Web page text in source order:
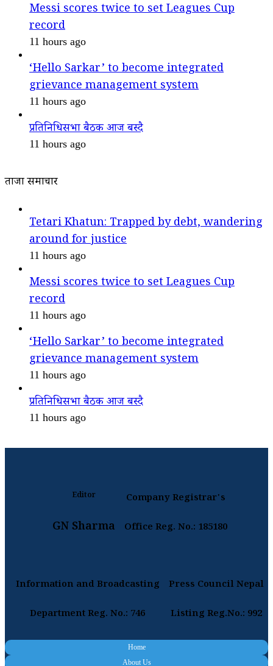
Messi scores twice to set Leagues Cup
record
11 hours ago
‘Hello Sarkar’ to become integrated
grievance management system
11 hours ago
प्रतिनिधिसभा बैठक आज बस्दै
11 hours ago
ताजा समाचार
Tetari Khatun: Trapped by debt, wandering
around for justice
11 hours ago
Messi scores twice to set Leagues Cup
record
11 hours ago
‘Hello Sarkar’ to become integrated
grievance management system
11 hours ago
प्रतिनिधिसभा बैठक आज बस्दै
11 hours ago
Editor
GN Sharma
Company Registrar's
Office Reg. No.: 185180
Information and Broadcasting
Department Reg. No.: 746
Press Council Nepal
Listing Reg.No.: 992
Home
About Us